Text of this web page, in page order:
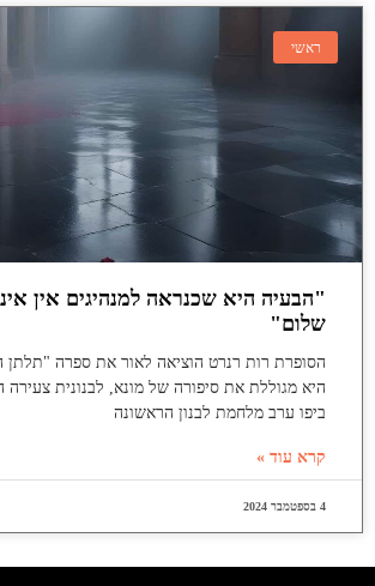
ראשי
"הבעיה היא שכנראה למנהיגים אין
שלום"
הסופרת רות רנרט הוציאה לאור את ספרה "תלתן
היא מגוללת את סיפורה של מונא, לבנונית צעירה
ביפו ערב מלחמת לבנון הראשונה
קרא עוד »
4 בספטמבר 2024